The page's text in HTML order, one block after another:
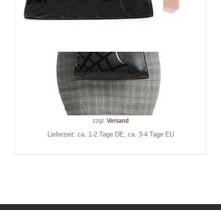
Banned Handtasche Twilight
Time
64,90€
Inkl. MwSt.
zzgl. Versand
Lieferzeit: ca. 1-2 Tage DE, ca. 3-4 Tage EU